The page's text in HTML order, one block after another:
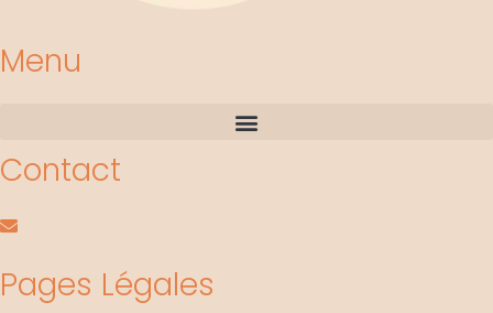
Menu
Contact
Pages Légales